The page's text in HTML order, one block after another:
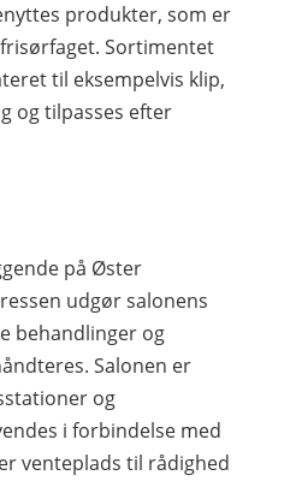
produkter, som er
Sortimentet
til eksempelvis klip,
og tilpasses efter
på Øster
udgør salonens
behandlinger og
Salonen er
og
i forbindelse med
venteplads til rådighed